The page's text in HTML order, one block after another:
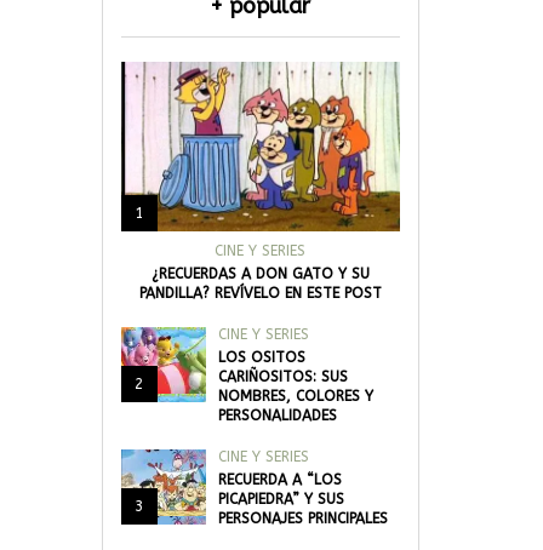
+ popular
1
CINE Y SERIES
¿RECUERDAS A DON GATO Y SU
PANDILLA? REVÍVELO EN ESTE POST
2
CINE Y SERIES
LOS OSITOS
CARIÑOSITOS: SUS
NOMBRES, COLORES Y
PERSONALIDADES
3
CINE Y SERIES
RECUERDA A “LOS
PICAPIEDRA” Y SUS
PERSONAJES PRINCIPALES